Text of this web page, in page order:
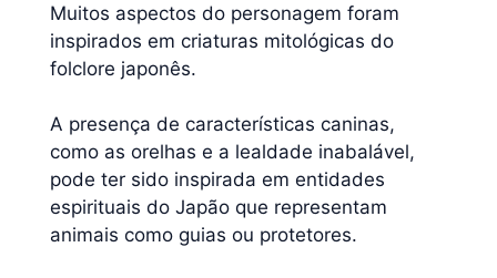
Muitos aspectos do personagem foram
inspirados em criaturas mitológicas do
folclore japonês.
A presença de características caninas,
como as orelhas e a lealdade inabalável,
pode ter sido inspirada em entidades
espirituais do Japão que representam
animais como guias ou protetores.